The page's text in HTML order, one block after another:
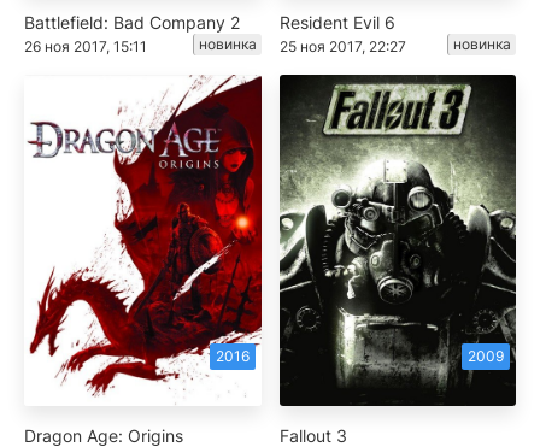
Battlefield: Bad Company 2
26 ноя 2017, 15:11 новинка
Resident Evil 6
25 ноя 2017, 22:27 новинка
2016
Dragon Age: Origins
2009
Fallout 3